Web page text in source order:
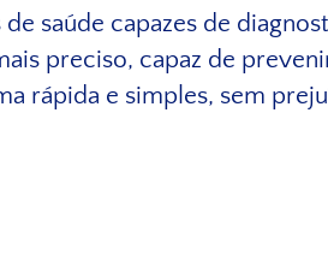
saúde capazes de
preciso, capaz de
rápida e simples, sem